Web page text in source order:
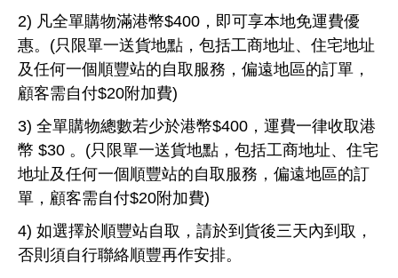
2) 凡全單購物滿港幣$400，即可享本地免運費優
惠。(只限單一送貨地點，包括工商地址、住宅地址
及任何一個順豐站的自取服務，偏遠地區的訂單，
顧客需自付$20附加費)
3) 全單購物總數若少於港幣$400，運費一律收取港
幣 $30 。(只限單一送貨地點，包括工商地址、住宅
地址及任何一個順豐站的自取服務，偏遠地區的訂
單，顧客需自付$20附加費)
4) 如選擇於順豐站自取，請於到貨後三天內到取，
否則須自行聯絡順豐再作安排。